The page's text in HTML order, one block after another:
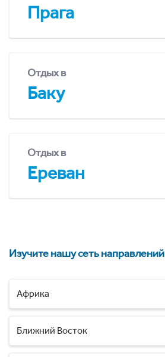
Прага
Отдых в
Баку
Отдых в
Ереван
Изучите нашу сеть направлений
Африка
Ближний Восток